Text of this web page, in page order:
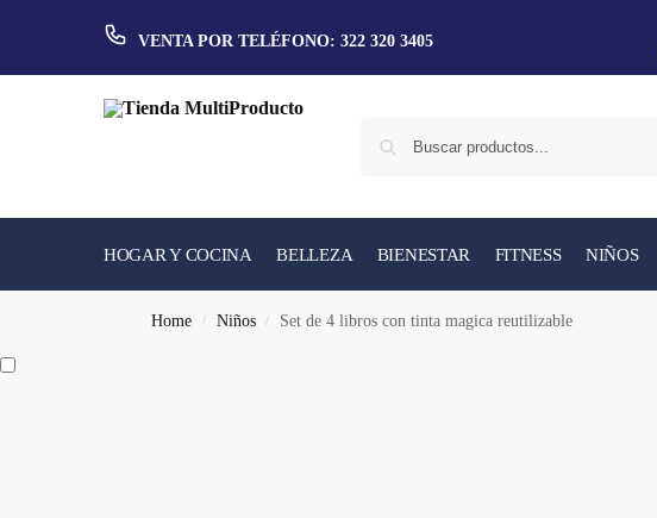
VENTA POR TELÉFONO: 322 320 3405
HOGAR Y COCINA BELLEZA BIENESTAR FITNESS NIÑOS
Home / Niños / Set de 4 libros con tinta magica reutilizable